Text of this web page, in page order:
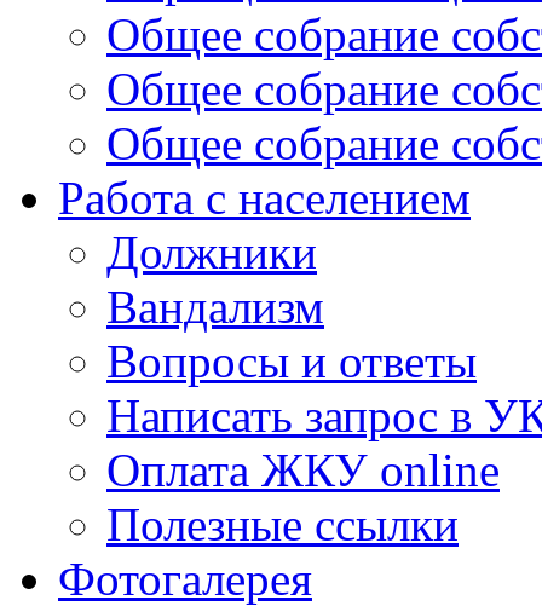
Общее собрание
Общее собрание
Общее собрание
Работа с населением
Должники
Вандализм
Вопросы и ответы
Написать запрос в
Оплата ЖКУ online
Полезные ссылки
Фотогалерея